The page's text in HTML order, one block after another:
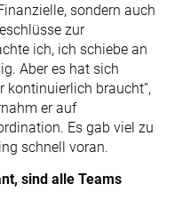
sondern auch
zur
ich, ich schiebe an
Aber es hat sich
kontinuierlich braucht“,
er auf
Es gab viel zu
schnell voran.
sind alle Teams